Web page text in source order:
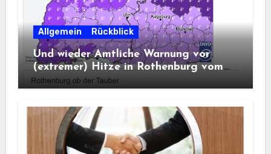
Allgemein Rückblick
Und wieder Amtliche Warnung vor
(extremer) Hitze in Rothenburg vom
DWD